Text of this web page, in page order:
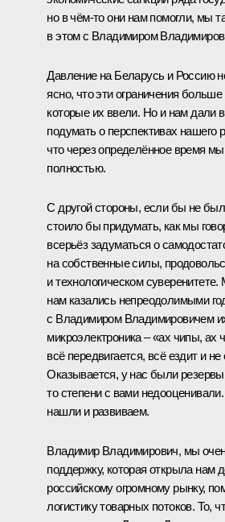
но в чём-то они нам помогли, мы
в этом с Владимиром
Давление на Беларусь и Россию
ясно, что эти ограничения
которые их ввели. Но и нам дали
подумать о перспективах нашего
что через определённое время
полностью.
С другой стороны, если бы не
стоило бы придумать, как мы
всерьёз задуматься о
на собственные силы,
и технологическом
нам казались непреодолимыми
с Владимиром Владимировичем
микроэлектроника – «ах чипы, ах
всё передвигается, всё ездит и
Оказывается, у нас были
то степени с вами
нашли и развиваем.
Владимир Владимирович, мы
поддержку, которая открыла нам
российскому огромному рынку,
логистику товарных потоков. То,